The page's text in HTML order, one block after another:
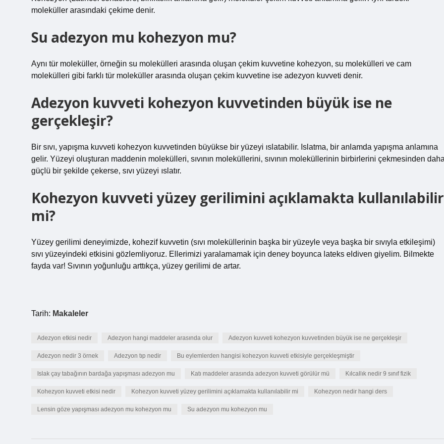
moleküller arasındaki çekime denir.
Su adezyon mu kohezyon mu?
Aynı tür moleküller, örneğin su molekülleri arasında oluşan çekim kuvvetine kohezyon, su molekülleri ve cam
molekülleri gibi farklı tür moleküller arasında oluşan çekim kuvvetine ise adezyon kuvveti denir.
Adezyon kuvveti kohezyon kuvvetinden büyük ise ne
gerçekleşir?
Bir sıvı, yapışma kuvveti kohezyon kuvvetinden büyükse bir yüzeyi ıslatabilir. Islatma, bir anlamda yapışma anlamına
gelir. Yüzeyi oluşturan maddenin molekülleri, sıvının moleküllerini, sıvının moleküllerinin birbirlerini çekmesinden
güçlü bir şekilde çekerse, sıvı yüzeyi ıslatır.
Kohezyon kuvveti yüzey gerilimini açıklamakta kullanılabilir
mi?
Yüzey gerilimi deneyimizde, kohezif kuvvetin (sıvı moleküllerinin başka bir yüzeyle veya başka bir sıvıyla etkileşimi)
sıvı yüzeyindeki etkisini gözlemliyoruz. Ellerimizi yaralamamak için deney boyunca lateks eldiven giyelim. Bilmekte
fayda var! Sıvının yoğunluğu arttıkça, yüzey gerilimi de artar.
Tarih: Makaleler
Adezyon etkisi nedir Adezyon hangi maddeler arasında olur Adezyon kuvveti kohezyon kuvvetinden büyük ise ne gerçekleşir
Adezyon nedir 3 örnek Adezyon tıp nedir Bu eylemlerden hangisi kohezyon kuvveti etkisiyle gerçekleşmiştir
Islak çay tabağının bardağa yapışması adezyon mu Katı maddeler arasında adezyon kuvveti görülür mü Kılcallık nedir 9 sınıf fizik
Kohezyon kuvveti etkisi nedir Kohezyon kuvveti yüzey gerilimini açıklamakta kullanılabilir mi Kohezyon nedir hangi ders
Lensin göze yapışması adezyon mu kohezyon mu Su adezyon mu kohezyon mu